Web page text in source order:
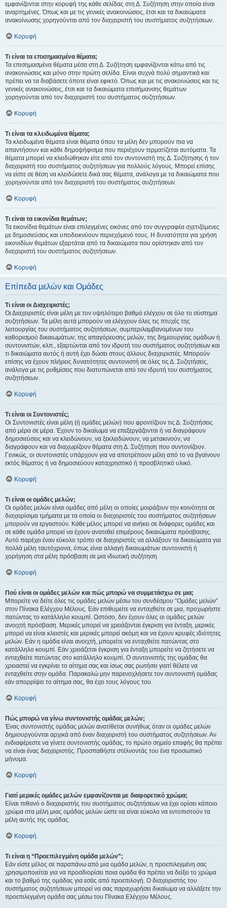
εμφανίζονται στην κορυφή της κάθε σελίδας στη Δ. Συζήτηση στην οποία είναι
αναρτημένες. Όπως και με τις γενικές ανακοινώσεις, έτσι και τα δικαιώματα
ανακοίνωσης χορηγούνται από τον διαχειριστή του συστήματος συζητήσεων.
Κορυφή
Τι είναι τα επισημασμένα θέματα;
Τα επισημασμένα θέματα μέσα στη Δ. Συζήτηση εμφανίζονται κάτω από τις
ανακοινώσεις και μόνο στην πρώτη σελίδα. Είναι συχνά πολύ σημαντικά και
πρέπει να τα διαβάσετε όποτε είναι εφικτό. Όπως και με τις ανακοινώσεις και τις
γενικές ανακοινώσεις, έτσι και τα δικαιώματα επισήμανσης θεμάτων
χορηγούνται από τον διαχειριστή του συστήματος συζητήσεων.
Κορυφή
Τι είναι τα κλειδωμένα θέματα;
Τα κλειδωμένα θέματα είναι θέματα όπου τα μέλη δεν μπορούν πια να
απαντήσουν και κάθε δημοψήφισμα που περιέχουν τερματίζεται αυτόματα. Τα
θέματα μπορεί να κλειδώθηκαν είτε από τον συντονιστή της Δ. Συζήτησης ή τον
διαχειριστή του συστήματος συζητήσεων για πολλούς λόγους. Μπορεί επίσης
να είστε σε θέση να κλειδώσετε δικά σας θέματα, ανάλογα με τα δικαιώματα που
χορηγούνται από τον διαχειριστή του συστήματος συζητήσεων.
Κορυφή
Τι είναι τα εικονίδια θεμάτων;
Τα εικονίδια θεμάτων είναι επιλεγμένες εικόνες από τον συγγραφέα σχετιζόμενες
με δημοσιεύσεις και υποδεικνύουν περιεχόμενό τους. Η δυνατότητα για χρήση
εικονιδίων θεμάτων εξαρτάται από τα δικαιώματα που ορίστηκαν από τον
διαχειριστή του συστήματος συζητήσεων.
Κορυφή
Επίπεδα μελών και Ομάδες
Τι είναι οι Διαχειριστές;
Οι Διαχειριστές είναι μέλη με τον υψηλότερο βαθμό ελέγχου σε όλο το σύστημα
συζητήσεων. Τα μέλη αυτά μπορούν να ελέγχουν όλες τις πτυχές της
λειτουργίας του συστήματος συζητήσεων, συμπεριλαμβανομένων του
καθορισμού δικαιωμάτων, της απαγόρευσης μελών, της δημιουργίας ομάδων ή
συντονιστών, κλπ., εξαρτώνται από τον ιδρυτή του συστήματος συζητήσεων και
τι δικαιώματα αυτός ή αυτή έχει δώσει στους άλλους διαχειριστές. Μπορούν
επίσης να έχουν πλήρεις δυνατότητες συντονιστή σε όλες τις Δ. Συζητήσεις,
ανάλογα με τις ρυθμίσεις που διατυπώνεται από τον ιδρυτή του συστήματος
συζητήσεων.
Κορυφή
Τι είναι οι Συντονιστές;
Οι Συντονιστές είναι μέλη (ή ομάδες μελών) που φροντίζουν τις Δ. Συζητήσεις
από μέρα σε μέρα. Έχουν το δικαίωμα να επεξεργάζονται ή να διαγράφουν
δημοσιεύσεις και να κλειδώνουν, να ξεκλειδώνουν, να μετακινούν, να
διαγράφουν και να διαχωρίζουν θέματα στη Δ. Συζήτηση που συντονίζουν.
Γενικώς, οι συντονιστές υπάρχουν για να αποτρέπουν μέλη από το να βγαίνουν
εκτός θέματος ή να δημοσιεύουν καταχρηστικό ή προσβλητικό υλικό.
Κορυφή
Τι είναι οι ομάδες μελών;
Οι ομάδες μελών είναι ομάδες από μέλη οι οποίες μοιράζουν την κοινότητα σε
διαχειρίσιμα τμήματα με τα οποία οι διαχειριστές του συστήματος συζητήσεων
μπορούν να εργαστούν. Κάθε μέλος μπορεί να ανήκει σε διάφορες ομάδες και
σε κάθε ομάδα μπορεί να έχουν ανατεθεί επιμέρους δικαιώματα πρόσβασης.
Αυτό παρέχει έναν εύκολο τρόπο σε διαχειριστές να αλλάξουν τα δικαιώματα για
πολλά μέλη ταυτόχρονα, όπως είναι αλλαγή δικαιωμάτων συντονιστή ή
χορήγηση στα μέλη πρόσβαση σε μια ιδιωτική συζήτηση.
Κορυφή
Πού είναι οι ομάδες μελών και πώς μπορώ να συμμετάσχω σε μια;
Μπορείτε να δείτε όλες τις ομάδες μελών μέσω του συνδέσμου “Ομάδες μελών”
στον Πίνακα Ελέγχου Μέλους. Εάν επιθυμείτε να ενταχθείτε σε μια, προχωρήστε
πατώντας το κατάλληλο κουμπί. Ωστόσο, δεν έχουν όλες οι ομάδες μελών
ανοιχτή πρόσβαση. Μερικές μπορεί να χρειάζονται έγκριση για ένταξη, μερικές
μπορεί να είναι κλειστές και μερικές μπορεί ακόμη και να έχουν κρυφές ιδιότητες
μελών. Εάν η ομάδα είναι ανοιχτή, μπορείτε να ενταχθείτε πατώντας στο
κατάλληλο κουμπί. Εάν χρειάζεται έγκριση για ένταξη μπορείτε να ζητήσετε να
ενταχθείτε πατώντας στο κατάλληλο κουμπί. Ο συντονιστής της ομάδας θα
χρειαστεί να εγκρίνει το αίτημα σας και ίσως σας ρωτήσει γιατί θέλετε να
ενταχθείτε στην ομάδα. Παρακαλώ μην παρενοχλήσετε τον συντονιστή ομάδας
εάν απορρίψει το αίτημα σας, θα έχει τους λόγους του.
Κορυφή
Πώς μπορώ να γίνω συντονιστής ομάδας μελών;
Ένας συντονιστής ομάδας μελών ανατίθεται συνήθως όταν οι ομάδες μελών
δημιουργούνται αρχικά από έναν διαχειριστή του συστήματος συζητήσεων. Αν
ενδιαφέρεστε να γίνετε συντονιστής ομάδας, το πρώτο σημείο επαφής θα πρέπει
να είναι ένας διαχειριστής. Προσπαθήστε στέλνοντάς του ένα προσωπικό
μήνυμα.
Κορυφή
Γιατί μερικές ομάδες μελών εμφανίζονται με διαφορετικό χρώμα;
Είναι πιθανό ο διαχειριστής του συστήματος συζητήσεων να έχει ορίσει κάποιο
χρώμα στα μέλη μιας ομάδας μελών ώστε να είναι εύκολο να εντοπιστούν τα
μέλη αυτής της ομάδας.
Κορυφή
Τι είναι η “Προεπιλεγμένη ομάδα μελών”;
Εάν είστε μέλος σε παραπάνω από μια ομάδα μελών, η προεπιλεγμένη σας
χρησιμοποιείται για να προσδιορίσει ποια ομάδα θα πρέπει να δείξει το χρώμα
και το βαθμό της ομάδας για εσάς από προεπιλογή. Ο διαχειριστής του
συστήματος συζητήσεων μπορεί να σας παραχωρήσει δικαίωμα να αλλάξετε την
προεπιλεγμένη ομάδα σας μέσω του Πίνακα Ελέγχου Μέλους.